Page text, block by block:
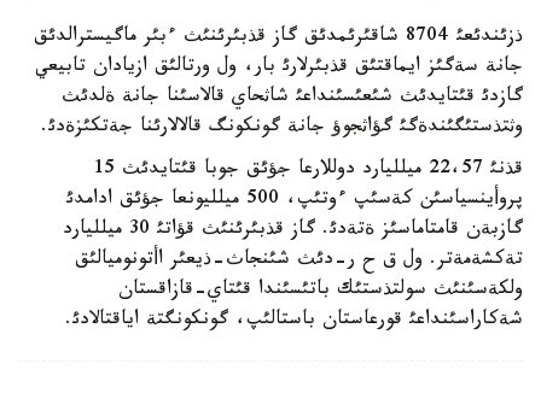
ذزئندئعئ 8704 شاقئرئمدئق گاز قذبئرئنئث ءبئر ماگيسترالدئق
جانة سةگئز ايماقتئق قذبئرلارئ بار، ول ورتالئق ازيادان تابيعي
گازدئ قئتايدئث شئعئسئنداعئ شاثحاي قالاسئنا جانة ةلدئث
وثتذستئگئندةگئ گؤاثجوؤ جانة گونكونگ قالالارئنا جةتكئزةدئ.
قذنئ 22،57 ميلليارد دوللارعا جؤئق جوبا قئتايدئث 15
پروأينسياسئن كةسئپ ءوتئپ، 500 ميلليونعا جؤئق ادامدئ
گازبةن قامتاماسئز ةتةدئ. گاز قذبئرئنئث قؤاتئ 30 ميلليارد
تةكشةمةتر. ول ق ح ر-دئث شئنجاث-ذيعئر اأتونوميالئق
ولكةسئنئث سولتذستئك باتئسئندا قئتاي-قازاقستان
شةكاراسئنداعئ قورعاستان باستالئپ، گونكونگتة اياقتالادئ.